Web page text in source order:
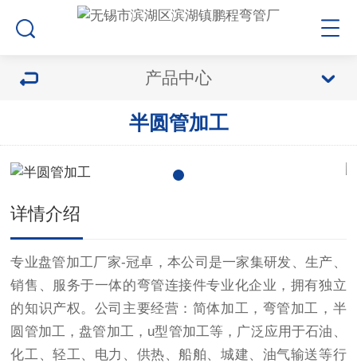
产品中心
半圆管加工
详情介绍
专业盘管加工厂家-冠卓， 本公司是一家集研发、生产、
销售、服务于一体的弯管连接件专业化企业，拥有独立
的知识产权。公司主要经营：简体加工，弯管加工，半
圆管加工，盘管加工，u型管加工等，广泛应用于石油、
化工、轻工、电力、供热、船舶、城建、油气输送等行